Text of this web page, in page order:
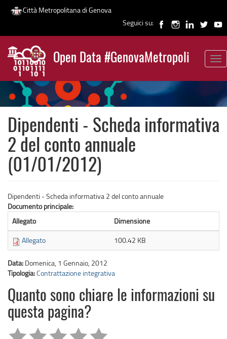
Salta
contenuto
principale
Città Metropolitana di Genova
Seguici su:
Open Data #GenovaMetropoli
News
Dipendenti - Scheda informativa
2 del conto annuale
(01/01/2012)
Dipendenti - Scheda informativa 2 del conto annuale
Documento principale:
Allegato
Dimensione
Allegato
100.42 KB
Data: Domenica, 1 Gennaio, 2012
Tipologia:Contrattazione integrativa
Quanto sono chiare le informazioni su
questa pagina?